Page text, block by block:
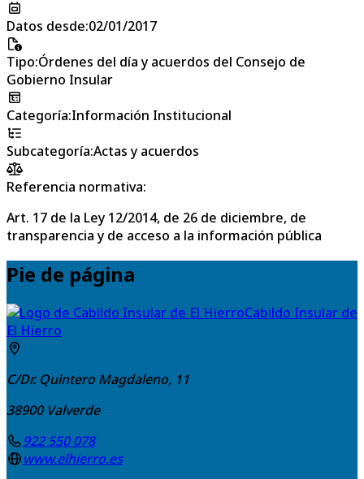
Datos desde:02/01/2017
Tipo:Órdenes del día y acuerdos del Consejo de
Gobierno Insular
Categoría:Información Institucional
Subcategoría:Actas y acuerdos
Referencia normativa:
Art. 17 de la Ley 12/2014, de 26 de diciembre, de
transparencia y de acceso a la información pública
Pie de página
Cabildo Insular de
El Hierro
C/Dr. Quintero Magdaleno, 11
38900 Valverde
922 550 078
www.elhierro.es